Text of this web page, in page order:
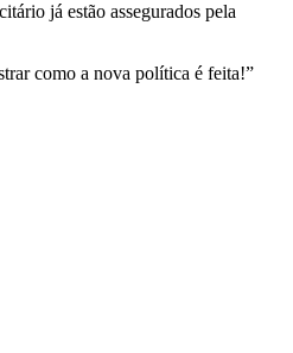
já estão assegurados pela
como a nova política é feita!”